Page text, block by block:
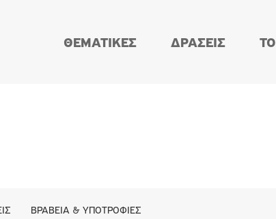
ΘΕΜΑΤΙΚΕΣ ΔΡΑΣΕΙΣ
ΒΡΑΒΕΊΑ & ΥΠΟΤΡΟΦΊΕΣ